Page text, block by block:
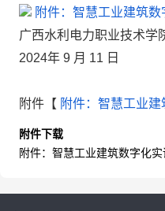
附件：智慧工业建筑
广西水利电力职业技术学
2024年 9 月 11 日
附件【 附件：智慧工业
附件下载
附件：智慧工业建筑数字化